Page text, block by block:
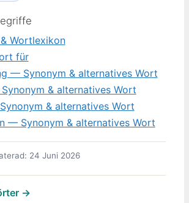
Wortlexikon
für
— Synonym & alternatives Wort
& alternatives Wort
& alternatives Wort
— Synonym & alternatives Wort
24 Juni 2026
→